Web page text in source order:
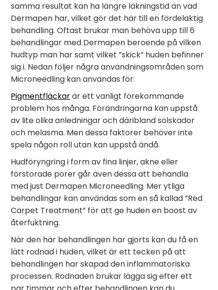
samma resultat kan ha längre läkningstid än vad
Dermapen har, vilket gör det här till en fördelaktig
behandling. Oftast brukar man behöva upp till 6
behandlingar med Dermapen beroende på vilken
hudtyp man har samt vilket ”skick” huden befinner
sig i. Nedan följer några användningsområden som
Microneedling kan användas för:
Pigmentfläckarär ett vanligt förekommande
problem hos många. Förändringarna kan uppstå
av lite olika anledningar och däribland solskador
och melasma. Men dessa faktorer behöver inte
spela någon roll utan kan uppstå ändå.
Hudföryngring i form av fina linjer, akne eller
förstorade porer går även dessa att behandla
med just Dermapen Microneedling. Mer ytliga
behandlingar kan användas som en så kallad ”Red
Carpet Treatment” för att ge huden en boost av
återfuktning.
När den här behandlingen har gjorts kan du få en
lätt rodnad i huden, vilket är ett tecken på att
behandlingen har skapad den inflammatoriska
processen. Rodnaden brukar lägga sig efter ett